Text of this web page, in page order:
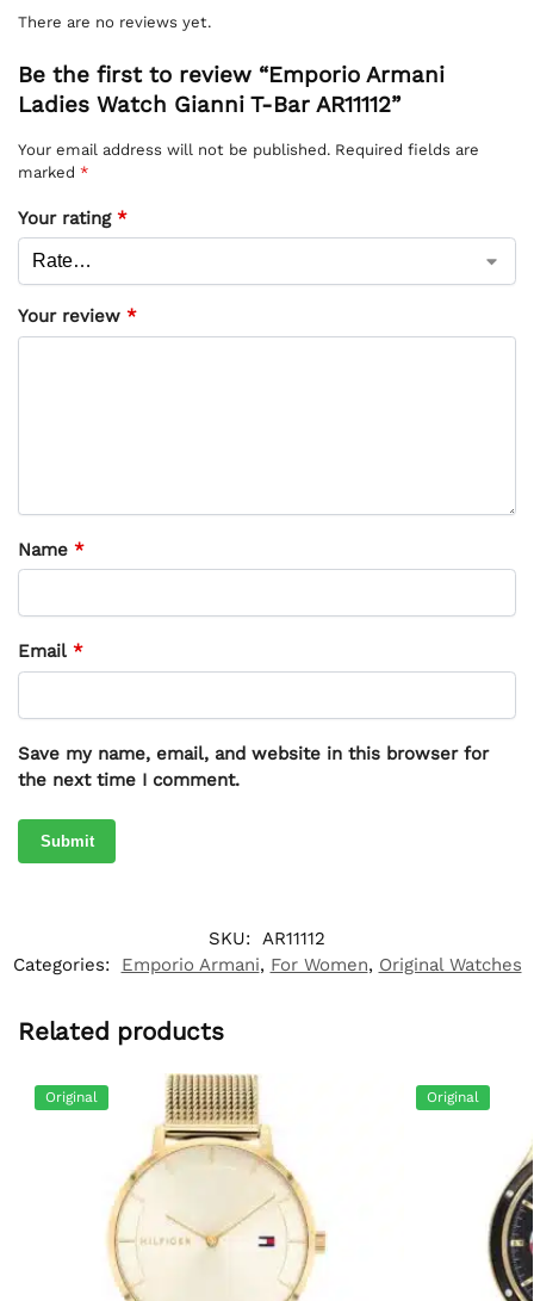
There are no reviews yet.
Be the first to review “Emporio Armani
Ladies Watch Gianni T-Bar AR11112”
Your email address will not be published. Required fields are
marked *
Your rating *
Your review *
Name *
Email *
Save my name, email, and website in this browser for
the next time I comment.
SKU: AR11112
Categories:
Emporio Armani, For Women, Original Watches
Related products
Original Original